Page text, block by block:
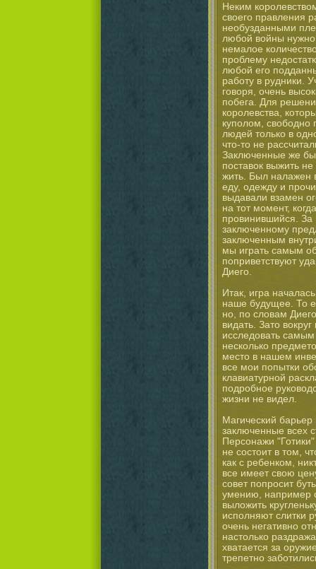
Неким
своего правления
необузданными
любой войны нужно
немалое
проблему
любой его
работу в рудники.
говоря, очень
побега. Для
королевства,
куполом,
людей только в
что-то не
Заключенные же
поставок выжить
жить. Был налажен
еду, одежду и
выдавали взамен
на тот момент,
провинившийся.
заключенному
заключенным
мы играть самым
поприветствуют
Диего.
Итак, игра
наше будущее. То
но, по словам
видать. Зато
исследовать
несколько
место в нашем
все мои попытки
клавиатурной
подробное
жизни не видел.
Магический
заключенные всех
Персонажи
не состоит в том,
как с ребенком,
все имеет свою
совет попросит
умению, например
выложить
исполняют слитки
очень негативно
настолько
хватается за
трепетно